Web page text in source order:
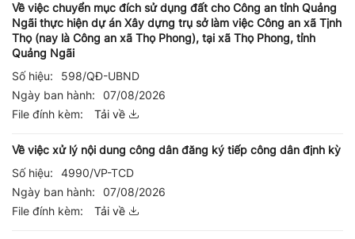
Về việc chuyển mục đích sử dụng đất cho Công an tỉnh Quảng
Ngãi thực hiện dự án Xây dựng trụ sở làm việc Công an xã Tịnh
Thọ (nay là Công an xã Thọ Phong), tại xã Thọ Phong, tỉnh
Quảng Ngãi
Số hiệu:
598/QĐ-UBND
Ngày ban hành:
07/08/2026
File đính kèm:
Tải về
Về việc xử lý nội dung công dân đăng ký tiếp công dân định kỳ
Số hiệu:
4990/VP-TCD
Ngày ban hành:
07/08/2026
File đính kèm:
Tải về